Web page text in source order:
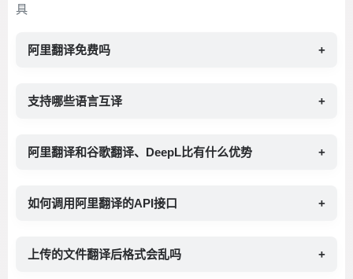
具
阿里翻译免费吗 +
支持哪些语言互译 +
阿里翻译和谷歌翻译、DeepL比有什么优势 +
如何调用阿里翻译的API接口 +
上传的文件翻译后格式会乱吗 +